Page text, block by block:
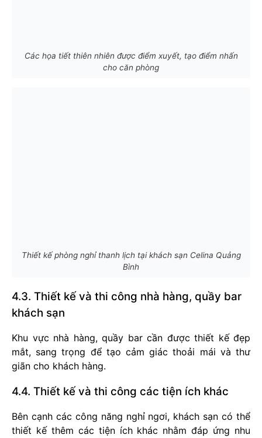
Các họa tiết thiên nhiên được điểm xuyết, tạo điểm nhấn
cho căn phòng
Thiết kế phòng nghỉ thanh lịch tại khách sạn Celina Quảng
Bình
4.3. Thiết kế và thi công nhà hàng, quầy bar
khách sạn
Khu vực nhà hàng, quầy bar cần được thiết kế đẹp
mắt, sang trọng để tạo cảm giác thoải mái và thư
giãn cho khách hàng.
4.4. Thiết kế và thi công các tiện ích khác
Bên cạnh các công năng nghỉ ngơi, khách sạn có thể
thiết kế thêm các tiện ích khác nhằm đáp ứng nhu